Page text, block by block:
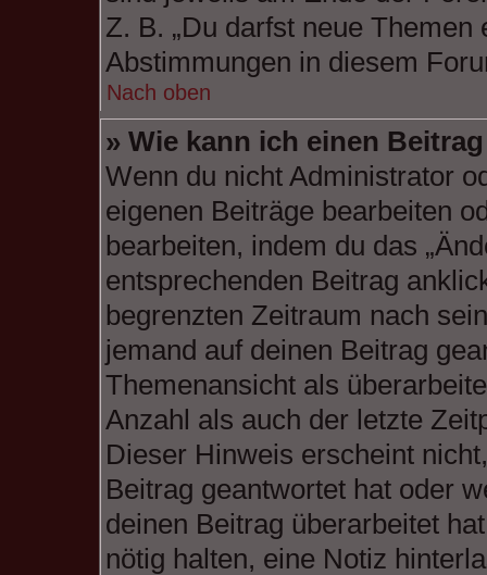
Z. B. „Du darfst neue Themen
Abstimmungen in diesem
Nach oben
» Wie kann ich einen
Wenn du nicht Administrator
eigenen Beiträge bearbeiten
bearbeiten, indem du das
entsprechenden Beitrag
begrenzten Zeitraum nach
jemand auf deinen Beitrag
Themenansicht als
Anzahl als auch der letzte
Dieser Hinweis erscheint
Beitrag geantwortet hat oder
deinen Beitrag überarbeitet
nötig halten, eine Notiz